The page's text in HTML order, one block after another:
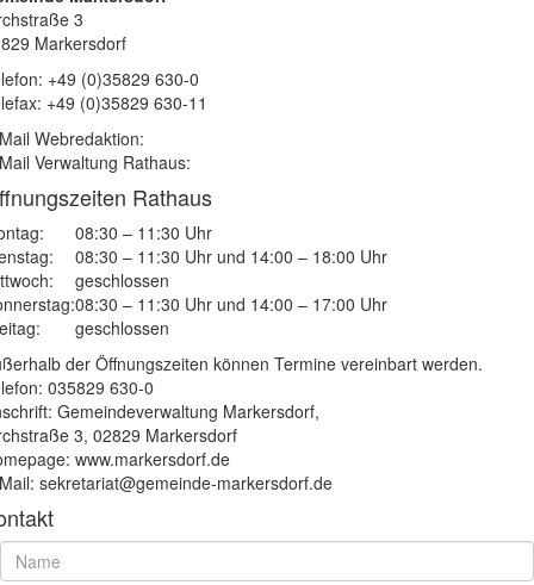
3
Markersdorf
+49 (0)35829 630-0
+49 (0)35829 630-11
Webredaktion:
Verwaltung Rathaus:
Rathaus
08:30 – 11:30 Uhr
08:30 – 11:30 Uhr und 14:00 – 18:00 Uhr
geschlossen
08:30 – 11:30 Uhr und 14:00 – 17:00 Uhr
geschlossen
der Öffnungszeiten können Termine vereinbart werden.
035829 630-0
Gemeindeverwaltung Markersdorf,
3, 02829 Markersdorf
www.markersdorf.de
sekretariat@gemeinde-markersdorf.de